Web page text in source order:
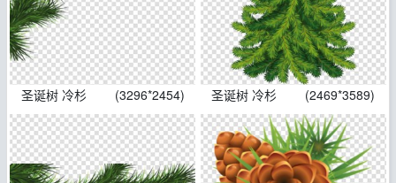
圣诞树 冷杉 (3296*2454) 圣诞树 冷杉 (2469*3589)